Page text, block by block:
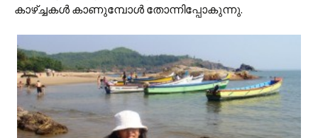
കാഴ്ച്ചകള്‍ കാണുമ്പോള്‍ തോന്നിപ്പോകുന്നു.